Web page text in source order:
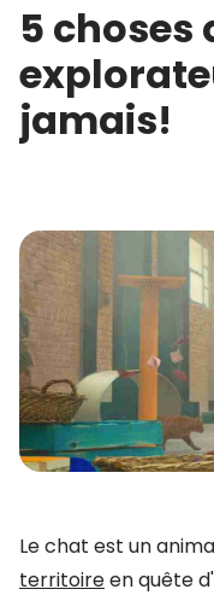
5 choses
jamais!
Le chat est un
territoireen quête